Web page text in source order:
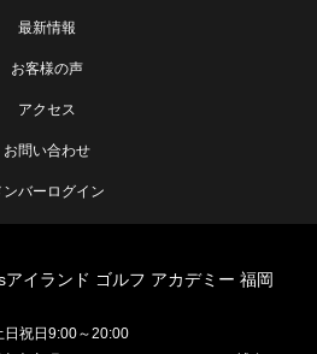
最新情報
お客様の声
アクセス
お問い合わせ
ンバーログイン
アイランド ゴルフ アカデミー 福岡
祝日9:00～20:00